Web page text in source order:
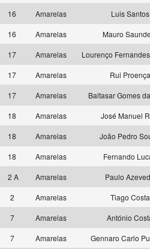
16 Amarelas
Luis Santos
16 Amarelas
Mauro
17 Amarelas
Lourenço
17 Amarelas
Rui Proença
17 Amarelas
Baltasar Gomes
18 Amarelas
José Manuel
18 Amarelas
João Pedro
18 Amarelas
Fernando
2 A Amarelas
Paulo
2 Amarelas
Tiago Costa
7 Amarelas
António
7 Amarelas Gennaro Carlo